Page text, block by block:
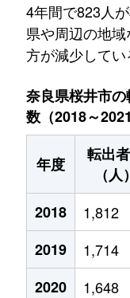
4年間で823人
県や周辺の地
方が減少してい
奈良県桜井市
数（2018～2021
年度
転出
（人）
2018
1,812
2019
1,714
2020
1,648